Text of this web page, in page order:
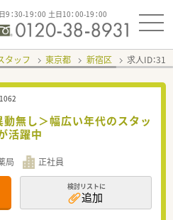
9：30-19：00 土日10：00-19：00
タッフ 東京都 新宿区 求人ID：
動無し＞幅広い年代のスタッ
活躍中
局 正社員
検討リストに
追加